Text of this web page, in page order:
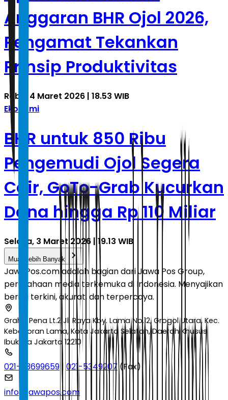
Anggaran BHR Ojol 2026,
Pengamat Tekankan
Prinsip Produktivitas
Rabu, 4 Maret 2026 | 18.53 WIB
Ekonomi
BHR untuk 850 Ribu
Pengemudi Ojol Segera
Cair, GoTo-Grab Kucurkan
Dana hingga Rp 110 Miliar
Selasa, 3 Maret 2026 | 19.13 WIB
Muat Lebih Banyak
JawaPos.com adalah bagian dari Jawa Pos Group,
perusahaan media terkemuka di Indonesia. Menyajikan
berita terkini, akurat, dan terpercaya.
Graha Pena Lt.2 Jl. Raya Kby. Lama No.12, Grogol Utara, Kec.
Kebayoran Lama, Kota Jakarta Selatan, Daerah Khusus
Ibukota Jakarta 12210
021-53699659 | 021-5349207(Fax)
info@jawapos.com